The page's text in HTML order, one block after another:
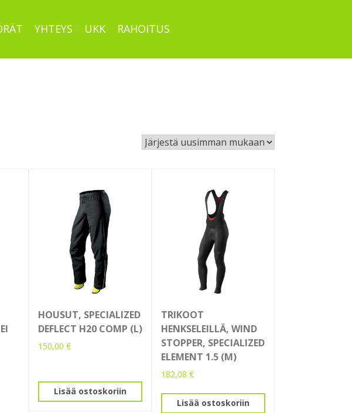
YHTEYS UKK RAHOITUS
HOUSUT, SPECIALIZED
DEFLECT H20 COMP (L)
150,00 €
Lisää ostoskoriin
TRIKOOT
HENKSELEILLÄ, WIND
STOPPER, SPECIALIZED
ELEMENT 1.5 (M)
182,08 €
Lisää ostoskoriin